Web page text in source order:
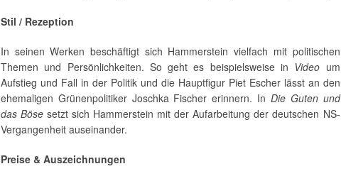
Stil / Rezeption
In seinen Werken beschäftigt sich Hammerstein vielfach mit politischen
Themen und Persönlichkeiten. So geht es beispielsweise in Video um
Aufstieg und Fall in der Politik und die Hauptfigur Piet Escher lässt an den
ehemaligen Grünenpolitiker Joschka Fischer erinnern. In Die Guten und
das Böse setzt sich Hammerstein mit der Aufarbeitung der deutschen NS-
Vergangenheit auseinander.
Preise & Auszeichnungen